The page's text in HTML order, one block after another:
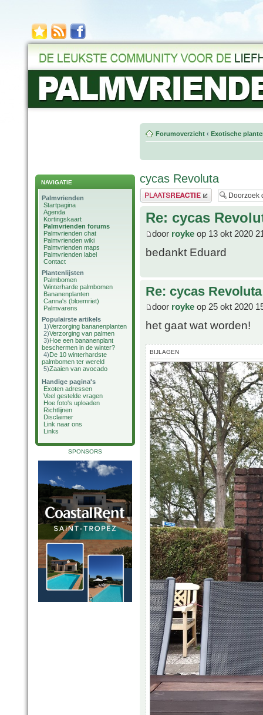
NAVIGATIE
Palmvrienden
Startpagina
Agenda
Kortingskaart
Palmvrienden forums
Palmvrienden chat
Palmvrienden wiki
Palmvrienden maps
Palmvrienden label
Contact
Plantenlijsten
Palmbomen
Winterharde palmbomen
Bananenplanten
Canna's (bloemriet)
Palmvarens
Populairste artikels
1)Verzorging bananenplanten
2)Verzorging van palmen
3)Hoe een bananenplant
beschermen in de winter?
4)De 10 winterhardste
palmbomen ter wereld
5)Zaaien van avocado
Handige pagina's
Exoten adressen
Veel gestelde vragen
Hoe foto's uploaden
Richtlijnen
Disclaimer
Link naar ons
Links
SPONSORS
Forumoverzicht ‹ Exotische
cycas Revoluta
Plaats een reactie
Re: cycas
door royke op 13 okt 2020
bedankt Eduard
Re: cycas Revoluta
door royke op 25 okt 2020
het gaat wat worden!
BIJLAGEN